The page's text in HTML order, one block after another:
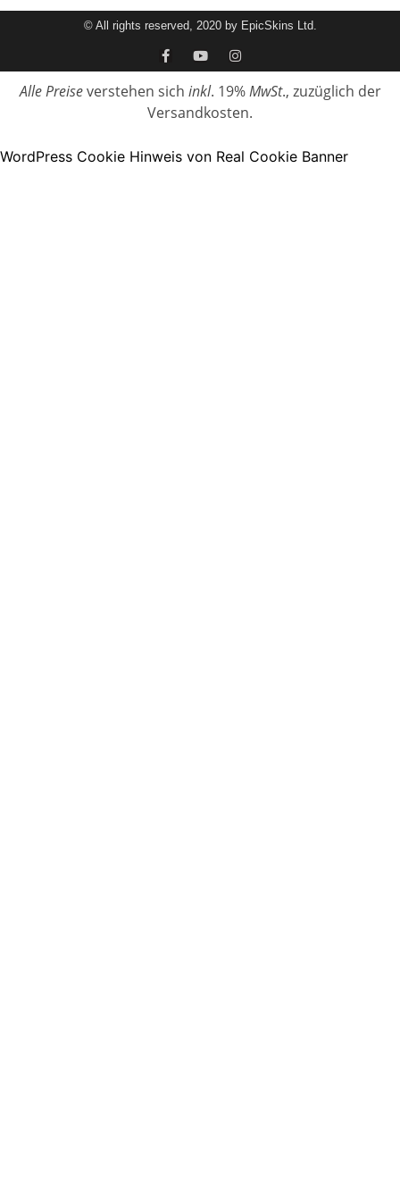
© All rights reserved, 2020 by EpicSkins Ltd.
Alle Preiseverstehen sich inkl. 19%MwSt., zuzüglich der
Versandkosten.
WordPress Cookie Hinweis von Real Cookie Banner